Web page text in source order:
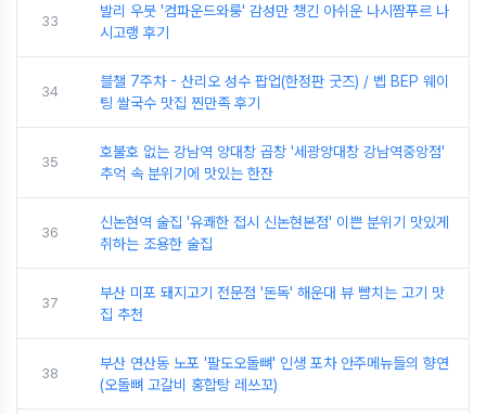
33
발리 우붓 '컴파운드와룽' 감성만 챙긴 아쉬운 나시짬푸르 나
시고랭 후기
34
블챌 7주차 - 산리오 성수 팝업(한정판 굿즈) / 벱 BEP 웨이
팅 쌀국수 맛집 찐만족 후기
35
호불호 없는 강남역 양대창 곱창 '세광양대창 강남역중앙점'
추억 속 분위기에 맛있는 한잔
36
신논현역 술집 '유쾌한 접시 신논현본점' 이쁜 분위기 맛있게
취하는 조용한 술집
37
부산 미포 돼지고기 전문점 '돈독' 해운대 뷰 뺨치는 고기 맛
집 추천
38
부산 연산동 노포 '팔도오돌뼈' 인생 포차 안주메뉴들의 향연
(오돌뼈 고갈비 홍합탕 레쓰꼬)